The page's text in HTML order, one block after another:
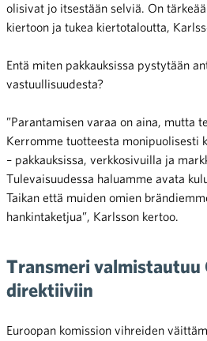
olisivat jo itsestään selviä. On
kiertoon ja tukea kiertotaloutta,
Entä miten pakkauksissa pystytään
vastuullisuudesta?
”Parantamisen varaa on aina, mutta
Kerromme tuotteesta monipuolisesti
– pakkauksissa, verkkosivuilla ja
Tulevaisuudessa haluamme avata
Taikan että muiden omien
hankintaketjua”, Karlsson kertoo.
Transmeri valmistautuu
direktiiviin
Euroopan komission vihreiden